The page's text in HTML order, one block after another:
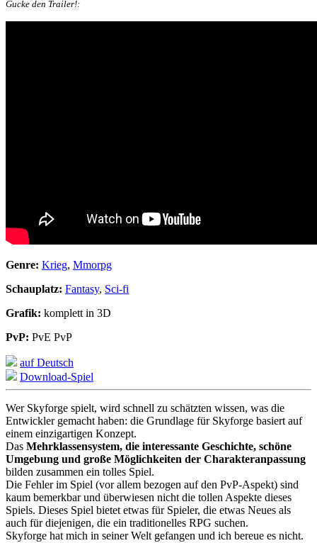
Gucke den Trailer!:
Genre: Krieg, Mmorpg
Schauplatz: Fantasy, Sci-fi
Grafik: komplett in 3D
PvP: PvE PvP
auf Deutsch
Download-Spiel
Wer Skyforge spielt, wird schnell zu schätzten wissen, was die
Entwickler gemacht haben: die Grundlage für Skyforge basiert auf
einem einzigartigen Konzept.
Das Mehrklassensystem, die interessante Geschichte, schöne
Umgebung und große Möglichkeiten der Charakteranpassung
bilden zusammen ein tolles Spiel.
Die Fehler im Spiel (vor allem bezogen auf den PvP-Aspekt) sind
kaum bemerkbar und überwiesen nicht die tollen Aspekte dieses
Spiels. Dieses Spiel bietet etwas für Spieler, die etwas Neues als
auch für diejenigen, die ein traditionelles RPG suchen.
Skyforge hat mich in seiner Welt gefangen und ich bereue es nicht.